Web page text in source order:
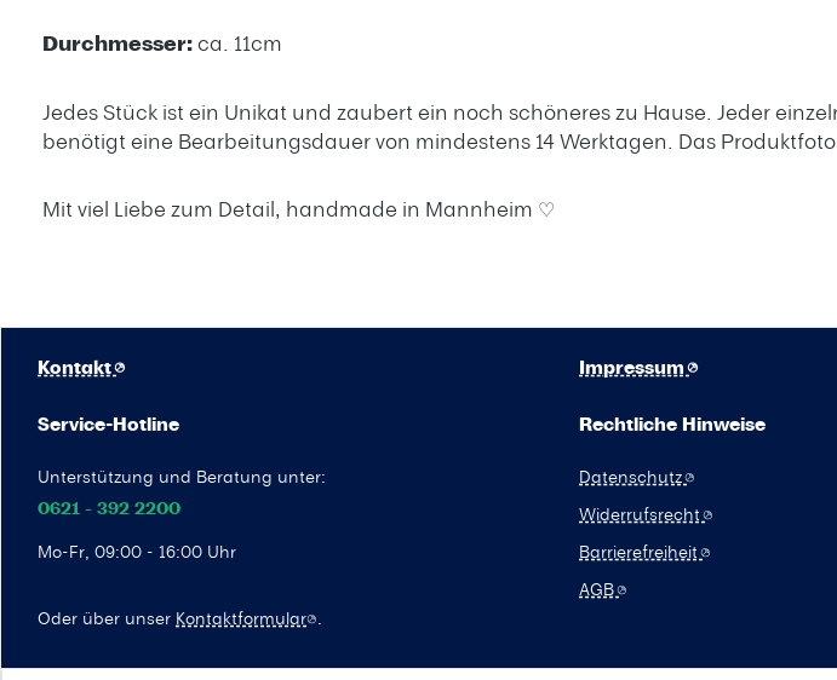
Durchmesser:ca. 11cm
Jedes Stück ist ein Unikat und zaubert ein noch schöneres zu Hause. Jeder
benötigt eine Bearbeitungsdauer von mindestens 14 Werktagen. Das
Mit viel Liebe zum Detail, handmade in Mannheim ♡
Service-Hotline
Unterstützung und Beratung unter:
0621 - 392 2200
Mo-Fr, 09:00 - 16:00 Uhr
Oder über unser Kontaktformular .
Kontakt Impressum
Rechtliche Hinweise
Datenschutz
Widerrufsrecht
Barrierefreiheit
AGB